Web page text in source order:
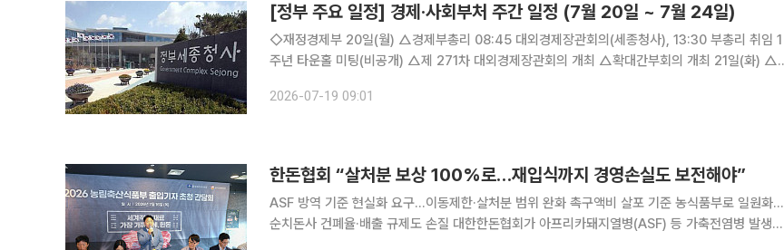
[정부 주요 일정] 경제·사회부처 주간 일정 (7월 20일 ~ 7월 24일)
◇재정경제부 20일(월) △경제부총리 08:45 대외경제장관회의(세종청사), 13:30 부총리 취임 1
주년 타운홀 미팅(비공개) △제 271차 대외경제장관회의 개최 △확대간부회의 개최 21일(화) △경
데호텔) △재경부 2차관 14:
2026-07-19 09:01
한돈협회 “살처분 보상 100%로…재입식까지 경영손실도 보전해야”
ASF 방역 기준 현실화 요구…이동제한·살처분 범위 완화 촉구액비 살포 기준 농식품부로 일원화…
순치돈사 건폐율·배출 규제도 손질 대한한돈협회가 아프리카돼지열병(ASF) 등 가축전염병 발생으